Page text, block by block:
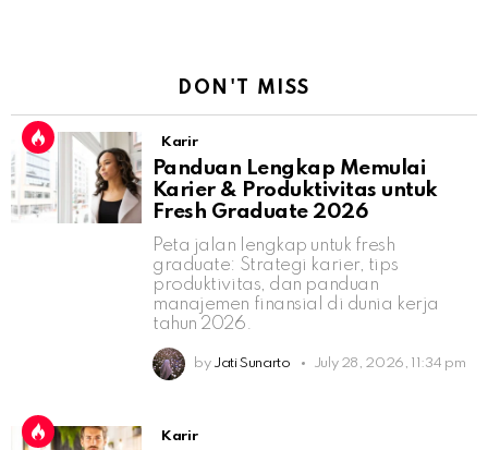
DON'T MISS
Karir
Panduan Lengkap Memulai
Karier & Produktivitas untuk
Fresh Graduate 2026
Peta jalan lengkap untuk fresh
graduate: Strategi karier, tips
produktivitas, dan panduan
manajemen finansial di dunia kerja
tahun 2026.
by Jati Sunarto July 28, 2026, 11:34 pm
Karir